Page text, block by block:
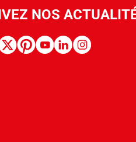
NOS
pinterestyoutubelinkedininstagram